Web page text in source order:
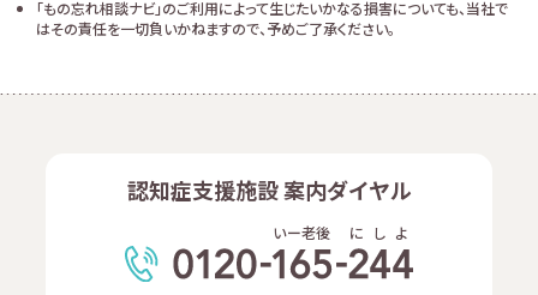
「もの忘れ相談ナビ」のご利用によって生じたいかなる損害についても、当社で
はその責任を一切負いかねますので、予めご了承ください。
認知症支援施設 案内ダイヤル
いー老後 に し よ